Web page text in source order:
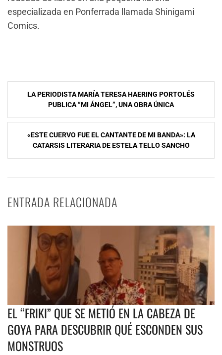
especializada en Ponferrada llamada Shinigami
Comics.
Navegación
entradas
LA PERIODISTA MARÍA TERESA HAERING PORTOLÉS
PUBLICA “MI ÁNGEL”, UNA OBRA ÚNICA
«ESTE CUERVO FUE EL CANTANTE DE MI BANDA»: LA
CATARSIS LITERARIA DE ESTELA TELLO SANCHO
ENTRADA RELACIONADA
EL “FRIKI” QUE SE METIÓ EN LA CABEZA DE
GOYA PARA DESCUBRIR QUÉ ESCONDEN SUS
MONSTRUOS